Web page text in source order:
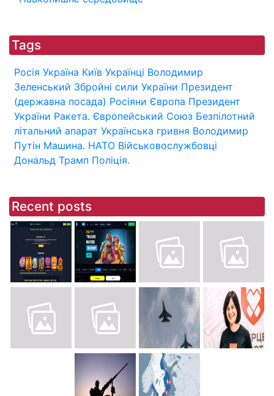
Tags
Росія Україна Київ Українці Володимир
Зеленський Збройні сили України Президент
(державна посада) Росіяни Європа Президент
України Ракета. Європейський Союз Безпілотний
літальний апарат Українська гривня Володимир
Путін Машина. НАТО Військовослужбовці
Дональд Трамп Поліція.
Recent posts